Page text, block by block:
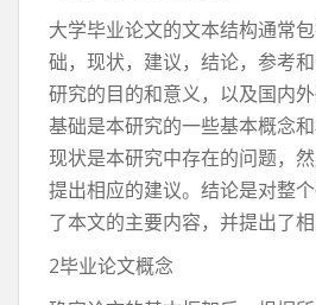
大学毕业论文的文本结构通常
础，现状，建议，结论，参考
研究的目的和意义，以及国内
基础是本研究的一些基本概念
现状是本研究中存在的问题，
提出相应的建议。结论是对整
了本文的主要内容，并提出了相
2毕业论文概念